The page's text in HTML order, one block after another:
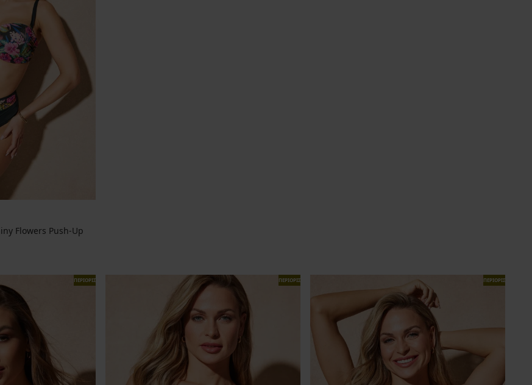
Flowers Push-Up
ΠΕΡΙΟΡΙΣΜΕΝΑ ΠΕΡΙΟΡΙΣΜΕΝΑ ΠΕΡΙΟΡΙΣΜΕΝΑ